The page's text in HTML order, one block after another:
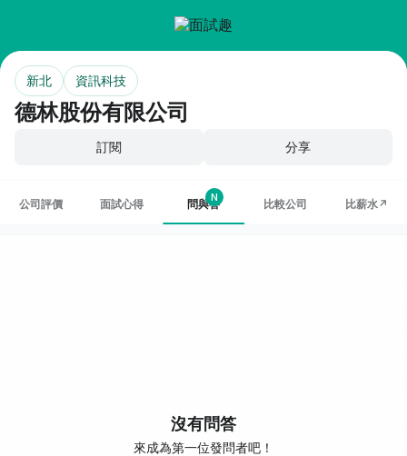
德林股份有限公司
新北 資訊科技
訂閱 分享
公司評價 面試心得
N
問與答 比較公司 比薪水↗
沒有問答
來成為第一位發問者吧！